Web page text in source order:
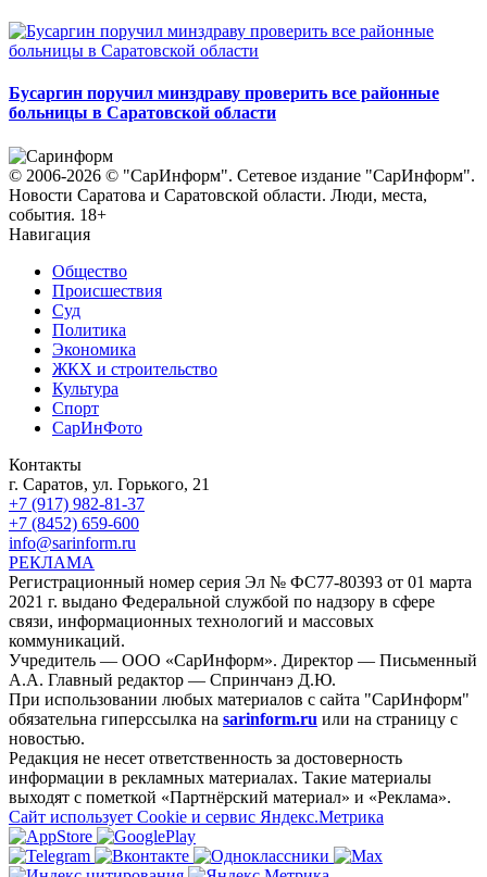
Бусаргин поручил минздраву проверить все районные
больницы в Саратовской области
© 2006-2026 © "СарИнформ". Сетевое издание "СарИнформ".
Новости Саратова и Саратовской области. Люди, места,
события. 18+
Навигация
Общество
Происшествия
Суд
Политика
Экономика
ЖКХ и строительство
Культура
Спорт
СарИнФото
Контакты
г. Саратов, ул. Горького, 21
+7 (917) 982-81-37
+7 (8452) 659-600
info@sarinform.ru
РЕКЛАМА
Регистрационный номер серия Эл № ФС77-80393 от 01 марта
2021 г. выдано Федеральной службой по надзору в сфере
связи, информационных технологий и массовых
коммуникаций.
Учредитель — ООО «СарИнформ». Директор — Письменный
А.А. Главный редактор — Спринчанэ Д.Ю.
При использовании любых материалов с сайта "СарИнформ"
обязательна гиперссылка на sarinform.ru или на страницу с
новостью.
Редакция не несет ответственность за достоверность
информации в рекламных материалах. Такие материалы
выходят с пометкой «Партнёрский материал» и «Реклама».
Сайт использует Cookie и сервиc Яндекс.Метрика